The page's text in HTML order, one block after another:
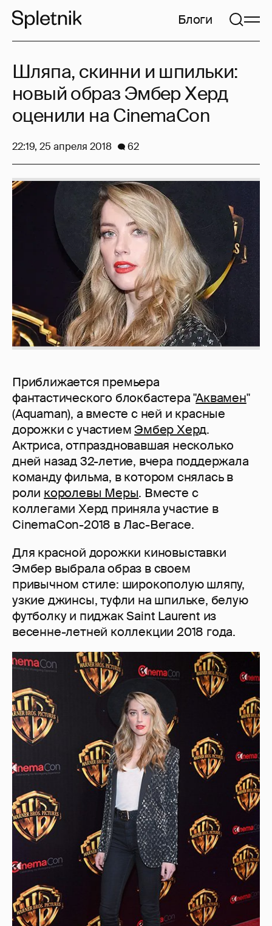
Блоги
Приближается премьера
фантастического блокбастера "Аквамен"
(Aquaman), а вместе с ней и красные
дорожки с участиемЭмбер Херд.
Актриса, отпраздновавшая несколько
дней назад 32-летие, вчера поддержала
команду фильма, в котором снялась в
роли королевы Меры. Вместе с
коллегами Херд приняла участие в
CinemaCon-2018 в Лас-Вегасе.
Для красной дорожки киновыставки
Эмбер выбрала образ в своем
привычном стиле: широкополую шляпу,
узкие джинсы, туфли на шпильке, белую
футболку и пиджак Saint Laurent из
весенне-летней коллекции 2018 года.
Шляпа, скинни и шпильки:
новый образ Эмбер Херд
оценили на CinemaCon
22:19, 25 апреля 2018 62